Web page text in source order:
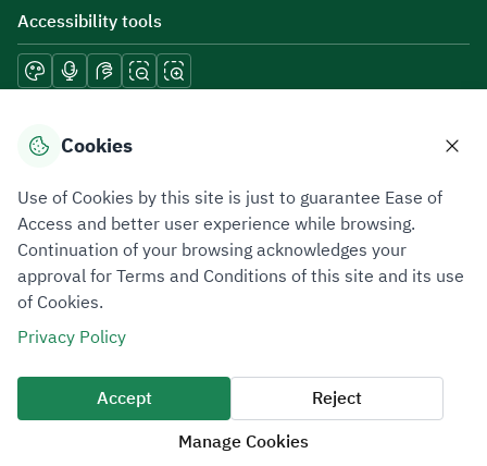
Accessibility tools
Download mobile applications
Privacy PolicyTerms of UseSite Map
All rights reserved 2026 © ZATCA.GOV.SA
Developed and Maintained by Zakat, Tax and Customs Authority
Last update for site was
07 August 2026 10:30 AM
Cookies
Use of Cookies by this site is just to guarantee Ease of
Access and better user experience while browsing.
Continuation of your browsing acknowledges your
approval for Terms and Conditions of this site and its use
of Cookies.
Privacy Policy
Accept
Reject
Manage Cookies